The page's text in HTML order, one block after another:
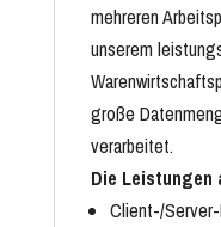
mehreren
unserem
große
verarbeitet.
Die Leistungen
Client-/